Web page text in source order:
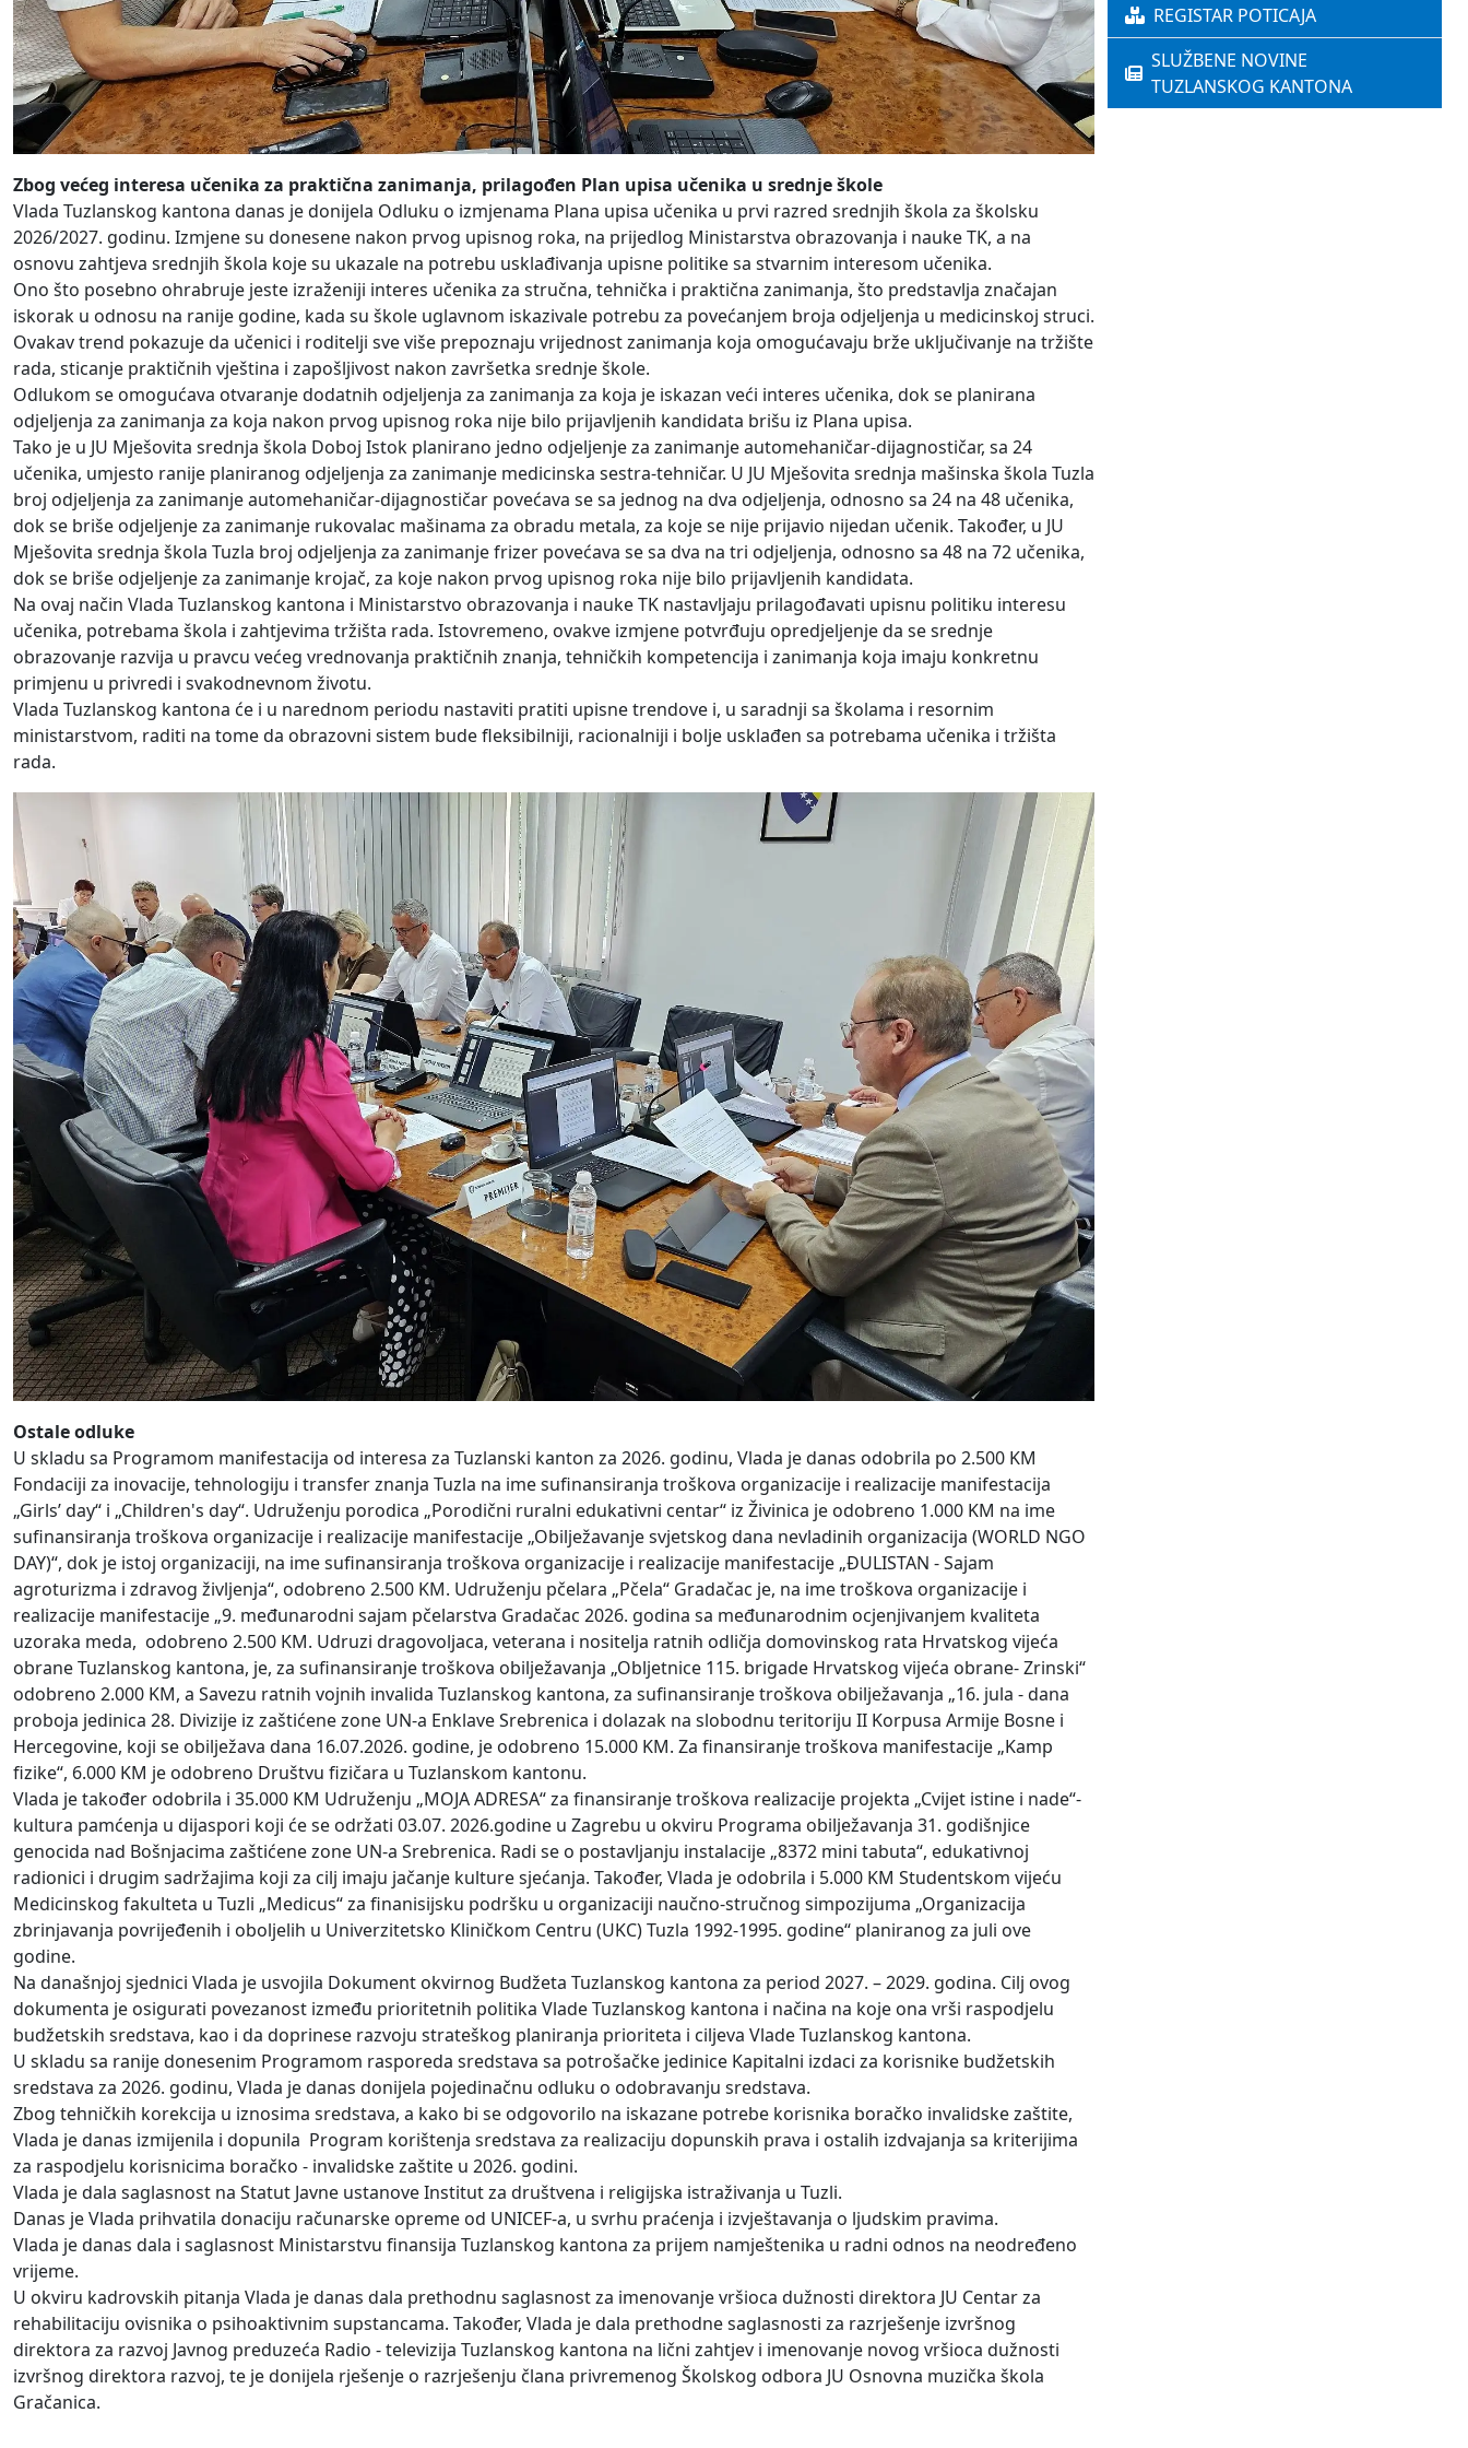
Zbog većeg interesa učenika za praktična zanimanja, prilagođen Plan upisa učenika u srednje škole
Vlada Tuzlanskog kantona danas je donijela Odluku o izmjenama Plana upisa učenika u prvi razred srednjih škola za školsku
2026/2027. godinu. Izmjene su donesene nakon prvog upisnog roka, na prijedlog Ministarstva obrazovanja i nauke TK, a na
osnovu zahtjeva srednjih škola koje su ukazale na potrebu usklađivanja upisne politike sa stvarnim interesom učenika.
Ono što posebno ohrabruje jeste izraženiji interes učenika za stručna, tehnička i praktična zanimanja, što predstavlja značajan
iskorak u odnosu na ranije godine, kada su škole uglavnom iskazivale potrebu za povećanjem broja odjeljenja u medicinskoj struci.
Ovakav trend pokazuje da učenici i roditelji sve više prepoznaju vrijednost zanimanja koja omogućavaju brže uključivanje na tržište
rada, sticanje praktičnih vještina i zapošljivost nakon završetka srednje škole.
Odlukom se omogućava otvaranje dodatnih odjeljenja za zanimanja za koja je iskazan veći interes učenika, dok se planirana
odjeljenja za zanimanja za koja nakon prvog upisnog roka nije bilo prijavljenih kandidata brišu iz Plana upisa.
Tako je u JU Mješovita srednja škola Doboj Istok planirano jedno odjeljenje za zanimanje automehaničar-dijagnostičar, sa 24
učenika, umjesto ranije planiranog odjeljenja za zanimanje medicinska sestra-tehničar. U JU Mješovita srednja mašinska škola Tuzla
broj odjeljenja za zanimanje automehaničar-dijagnostičar povećava se sa jednog na dva odjeljenja, odnosno sa 24 na 48 učenika,
dok se briše odjeljenje za zanimanje rukovalac mašinama za obradu metala, za koje se nije prijavio nijedan učenik. Također, u JU
Mješovita srednja škola Tuzla broj odjeljenja za zanimanje frizer povećava se sa dva na tri odjeljenja, odnosno sa 48 na 72 učenika,
dok se briše odjeljenje za zanimanje krojač, za koje nakon prvog upisnog roka nije bilo prijavljenih kandidata.
Na ovaj način Vlada Tuzlanskog kantona i Ministarstvo obrazovanja i nauke TK nastavljaju prilagođavati upisnu politiku interesu
učenika, potrebama škola i zahtjevima tržišta rada. Istovremeno, ovakve izmjene potvrđuju opredjeljenje da se srednje
obrazovanje razvija u pravcu većeg vrednovanja praktičnih znanja, tehničkih kompetencija i zanimanja koja imaju konkretnu
primjenu u privredi i svakodnevnom životu.
Vlada Tuzlanskog kantona će i u narednom periodu nastaviti pratiti upisne trendove i, u saradnji sa školama i resornim
ministarstvom, raditi na tome da obrazovni sistem bude fleksibilniji, racionalniji i bolje usklađen sa potrebama učenika i tržišta
rada.
Ostale odluke
U skladu sa Programom manifestacija od interesa za Tuzlanski kanton za 2026. godinu, Vlada je danas odobrila po 2.500 KM
Fondaciji za inovacije, tehnologiju i transfer znanja Tuzla na ime sufinansiranja troškova organizacije i realizacije manifestacija
„Girls’ day“ i „Children's day“. Udruženju porodica „Porodični ruralni edukativni centar“ iz Živinica je odobreno 1.000 KM na ime
sufinansiranja troškova organizacije i realizacije manifestacije „Obilježavanje svjetskog dana nevladinih organizacija (WORLD NGO
DAY)“, dok je istoj organizaciji, na ime sufinansiranja troškova organizacije i realizacije manifestacije „ĐULISTAN - Sajam
agroturizma i zdravog življenja“, odobreno 2.500 KM. Udruženju pčelara „Pčela“ Gradačac je, na ime troškova organizacije i
realizacije manifestacije „9. međunarodni sajam pčelarstva Gradačac 2026. godina sa međunarodnim ocjenjivanjem kvaliteta
uzoraka meda, odobreno 2.500 KM. Udruzi dragovoljaca, veterana i nositelja ratnih odličja domovinskog rata Hrvatskog vijeća
obrane Tuzlanskog kantona, je, za sufinansiranje troškova obilježavanja „Obljetnice 115. brigade Hrvatskog vijeća obrane- Zrinski“
odobreno 2.000 KM, a Savezu ratnih vojnih invalida Tuzlanskog kantona, za sufinansiranje troškova obilježavanja „16. jula - dana
proboja jedinica 28. Divizije iz zaštićene zone UN-a Enklave Srebrenica i dolazak na slobodnu teritoriju II Korpusa Armije Bosne i
Hercegovine, koji se obilježava dana 16.07.2026. godine, je odobreno 15.000 KM. Za finansiranje troškova manifestacije „Kamp
fizike“, 6.000 KM je odobreno Društvu fizičara u Tuzlanskom kantonu.
Vlada je također odobrila i 35.000 KM Udruženju „MOJA ADRESA“ za finansiranje troškova realizacije projekta „Cvijet istine i nade“-
kultura pamćenja u dijaspori koji će se održati 03.07. 2026.godine u Zagrebu u okviru Programa obilježavanja 31. godišnjice
genocida nad Bošnjacima zaštićene zone UN-a Srebrenica. Radi se o postavljanju instalacije „8372 mini tabuta“, edukativnoj
radionici i drugim sadržajima koji za cilj imaju jačanje kulture sjećanja. Također, Vlada je odobrila i 5.000 KM Studentskom vijeću
Medicinskog fakulteta u Tuzli „Medicus“ za finanisijsku podršku u organizaciji naučno-stručnog simpozijuma „Organizacija
zbrinjavanja povrijeđenih i oboljelih u Univerzitetsko Kliničkom Centru (UKC) Tuzla 1992-1995. godine“ planiranog za juli ove
godine.
Na današnjoj sjednici Vlada je usvojila Dokument okvirnog Budžeta Tuzlanskog kantona za period 2027. – 2029. godina. Cilj ovog
dokumenta je osigurati povezanost između prioritetnih politika Vlade Tuzlanskog kantona i načina na koje ona vrši raspodjelu
budžetskih sredstava, kao i da doprinese razvoju strateškog planiranja prioriteta i ciljeva Vlade Tuzlanskog kantona.
U skladu sa ranije donesenim Programom rasporeda sredstava sa potrošačke jedinice Kapitalni izdaci za korisnike budžetskih
sredstava za 2026. godinu, Vlada je danas donijela pojedinačnu odluku o odobravanju sredstava.
Zbog tehničkih korekcija u iznosima sredstava, a kako bi se odgovorilo na iskazane potrebe korisnika boračko invalidske zaštite,
Vlada je danas izmijenila i dopunila Program korištenja sredstava za realizaciju dopunskih prava i ostalih izdvajanja sa kriterijima
za raspodjelu korisnicima boračko - invalidske zaštite u 2026. godini.
Vlada je dala saglasnost na Statut Javne ustanove Institut za društvena i religijska istraživanja u Tuzli.
Danas je Vlada prihvatila donaciju računarske opreme od UNICEF-a, u svrhu praćenja i izvještavanja o ljudskim pravima.
Vlada je danas dala i saglasnost Ministarstvu finansija Tuzlanskog kantona za prijem namještenika u radni odnos na neodređeno
vrijeme.
U okviru kadrovskih pitanja Vlada je danas dala prethodnu saglasnost za imenovanje vršioca dužnosti direktora JU Centar za
rehabilitaciju ovisnika o psihoaktivnim supstancama. Također, Vlada je dala prethodne saglasnosti za razrješenje izvršnog
direktora za razvoj Javnog preduzeća Radio - televizija Tuzlanskog kantona na lični zahtjev i imenovanje novog vršioca dužnosti
izvršnog direktora razvoj, te je donijela rješenje o razrješenju člana privremenog Školskog odbora JU Osnovna muzička škola
Gračanica.
REGISTAR POTICAJA
SLUŽBENE NOVINE
TUZLANSKOG KANTONA